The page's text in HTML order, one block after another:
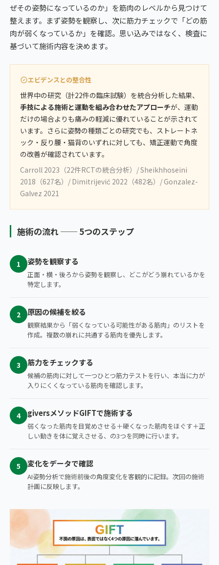
ぜその姿勢になっているのか」を筋肉のレベルから見つけて
整えます。まず姿勢を観察し、次に筋力チェックで「どの筋
肉が弱くなっているか」を確認。思い込みではなく、検査に
基づいて施術内容を決めます。
エビデンスとの整合性
世界中の研究（計22件の臨床試験）を統合分析した結果、
手技による施術と運動を組み合わせたアプローチが、運動
だけの場合よりも痛みの軽減に優れていることが示されて
います。さらに姿勢の種類ごとの研究でも、ストレートネ
ック・反り腰・猫背のいずれに対しても、矯正運動で角度
の改善が確認されています。
Carroll 2023（22件RCTの統合分析）/ Sheikhhoseini
2018（627名）/ Dimitrijević 2022（482名）/ Gonzalez-
Galvez 2021
施術の流れ ── 5つのステップ
1 姿勢を観察する
正面・横・後ろから姿勢を観察し、どこがどう崩れているかを
特定します。
2 原因の候補を絞る
観察結果から「弱くなっている可能性がある筋肉」のリストを
作成。複数の崩れに共通する筋肉を優先します。
3 筋力をチェックする
候補の筋肉に対して一つひとつ筋力テストを行い、本当に力が
入りにくくなっている筋肉を確認します。
4 giversメソッドGIFTで施術する
弱くなった筋肉を目覚めさせる＋硬くなった筋肉をほぐす＋正
しい動きを体に覚えさせる、の3つを同時に行います。
5 変化をデータで確認
AI姿勢分析で施術前後の角度変化を客観的に記録。次回の施術
計画に反映します。